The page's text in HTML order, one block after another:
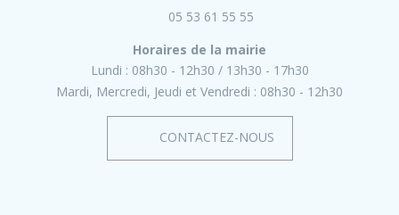
05 53 61 55 55
Horaires de la mairie
Lundi : 08h30 - 12h30
13h30 - 17h30
Mardi, Mercredi, Jeudi et Vendredi : 08h30 - 12h30
CONTACTEZ-NOUS